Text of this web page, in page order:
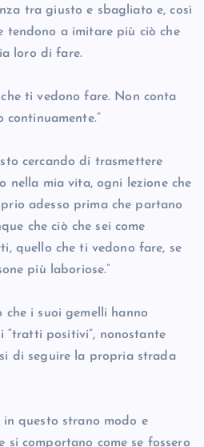
tra giusto e sbagliato e, così
tendono a imitare più ciò che
loro di fare.
ti vedono fare. Non conta
cercando di trasmettere
nella mia vita, ogni lezione che
adesso prima che partano
che ciò che sei come
quello che ti vedono fare, se
più laboriose.”
che i suoi gemelli hanno
“tratti positivi”, nonostante
di seguire la propria strada
in questo strano modo e
si comportano come se fossero